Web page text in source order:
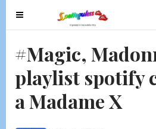
T
o
g
e
n
#Magic,
playlist spotify
a Madame X